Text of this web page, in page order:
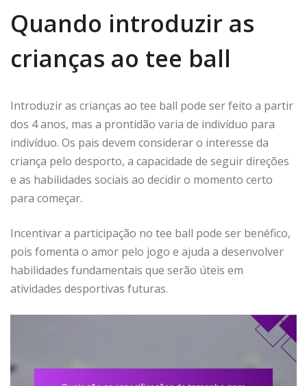
Quando introduzir as
crianças ao tee ball
Introduzir as crianças ao tee ball pode ser feito a partir
dos 4 anos, mas a prontidão varia de indivíduo para
indivíduo. Os pais devem considerar o interesse da
criança pelo desporto, a capacidade de seguir direções
e as habilidades sociais ao decidir o momento certo
para começar.
Incentivar a participação no tee ball pode ser benéfico,
pois fomenta o amor pelo jogo e ajuda a desenvolver
habilidades fundamentais que serão úteis em
atividades desportivas futuras.